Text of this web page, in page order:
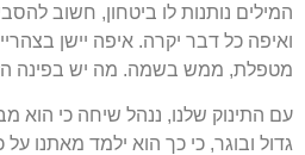
המילים נותנות לו ביטחון, חשוב
ואיפה כל דבר יקרה. איפה יישן
מטפלת, ממש בשמה. מה יש בפינה
עם התינוק שלנו, ננהל שיחה כי הוא
גדול ובוגר, כי כך הוא ילמד מאתנו